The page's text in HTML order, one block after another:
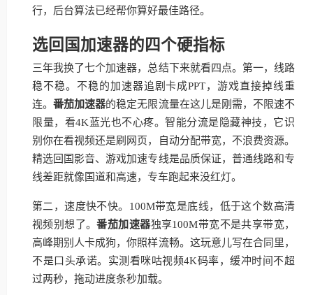
行，后台算法已经帮你算好最佳路径。
选回国加速器的四个硬指标
三年我换了七个加速器，总结下来就看四点。第一，线路
稳不稳。不稳的加速器追剧卡成PPT，游戏直接掉线重
连。番茄加速器的稳定无限流量在这儿是刚需，不限速不
限量，看4K蓝光也不心疼。智能分流是隐藏神技，它识
别你在看视频还是刷网页，自动分配带宽，不浪费资源。
精选回国影音、游戏加速专线是品质保证，普通线路和专
线差距就像国道和高速，专车跑起来没红灯。
第二，速度快不快。100M带宽是底线，低于这个数高清
视频别想了。番茄加速器独享100M带宽不是共享带宽，
高峰期别人卡成狗，你照样流畅。这玩意儿写在合同里，
不是口头承诺。实测看咪咕视频4K码率，缓冲时间不超
过两秒，拖动进度条秒加载。